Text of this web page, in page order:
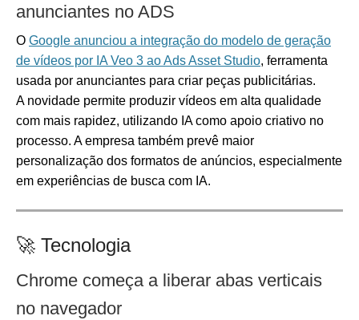
anunciantes no ADS
O Google anunciou a integração do modelo de geração
de vídeos por IA Veo 3 ao Ads Asset Studio, ferramenta
usada por anunciantes para criar peças publicitárias.
A novidade permite produzir vídeos em alta qualidade
com mais rapidez, utilizando IA como apoio criativo no
processo. A empresa também prevê maior
personalização dos formatos de anúncios, especialmente
em experiências de busca com IA.
🚀 Tecnologia
Chrome começa a liberar abas verticais
no navegador